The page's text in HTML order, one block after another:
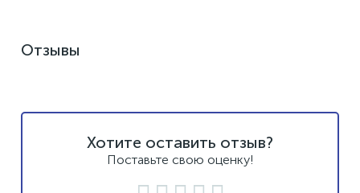
Отзывы
Хотите оставить отзыв?
Поставьте свою оценку!